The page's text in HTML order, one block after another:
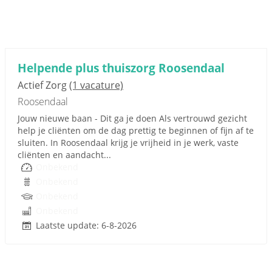
Helpende plus thuiszorg Roosendaal
Actief Zorg(1 vacature)
Roosendaal
Jouw nieuwe baan - Dit ga je doen Als vertrouwd gezicht
help je cliënten om de dag prettig te beginnen of fijn af te
sluiten. In Roosendaal krijg je vrijheid in je werk, vaste
cliënten en aandacht...
Laatste update: 6-8-2026